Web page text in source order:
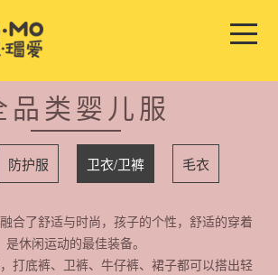
品类婴儿服
防护服 卫衣/卫裤 毛衣
合了舒适与时尚，孩子的个性，舒适的穿着
是休闲运动的最佳装备。
打底裤、卫裤、牛仔裤、裙子都可以搭出轻